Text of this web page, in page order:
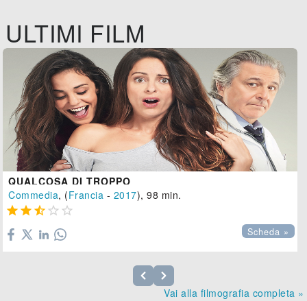
ULTIMI FILM
QUALCOSA DI TROPPO
Commedia, (Francia - 2017), 98 min.
    
Scheda »
Vai alla filmografia completa »